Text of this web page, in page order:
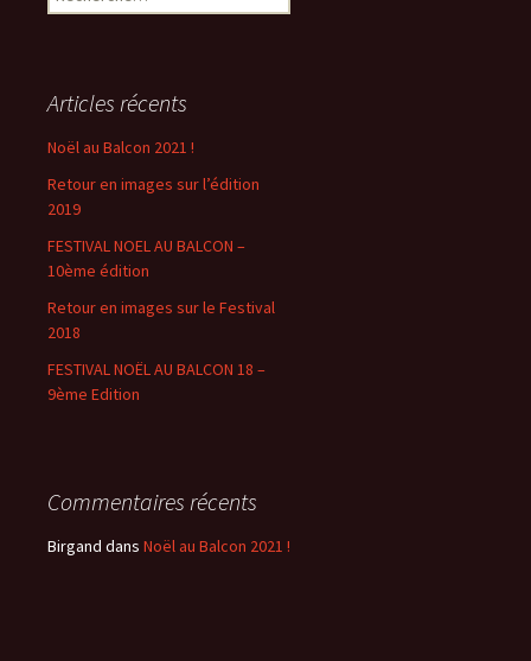
Articles récents
Noël au Balcon 2021 !
Retour en images sur l’édition
2019
FESTIVAL NOEL AU BALCON –
10ème édition
Retour en images sur le Festival
2018
FESTIVAL NOËL AU BALCON 18 –
9ème Edition
Commentaires récents
Birgand dans Noël au Balcon 2021 !